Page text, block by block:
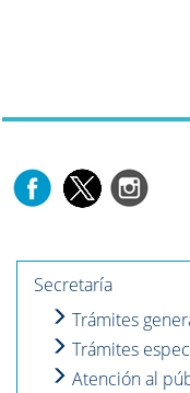
Secretaría
Trámites
Trámites
Atención al